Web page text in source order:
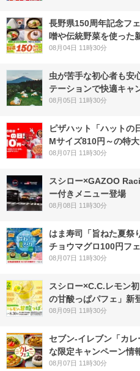
長野県150周年記念フ
噌や伝統野菜を使った
08月04日 11時30分
虫が苦手な初心者も安
テーションで快適キャ
08月05日 11時30分
ピザハット「ハットの
Mサイズ810円～の特
08月07日 11時30分
スシロー×GAZOO
ー付きメニュー登場
08月08日 11時30分
はま寿司「旨ねた夏祭
チョウマグロ100円フ
08月07日 11時30分
スシロー×C.C.レモン
の甘酸っぱパフェ」新
08月09日 11時30分
セブン‐イレブン「カ
な限定キャンペーン情
08月07日 11時30分